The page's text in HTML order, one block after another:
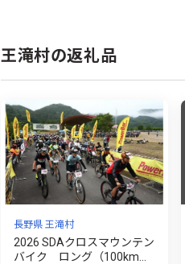
王滝村の返礼品
長野県 王滝村
2026 SDAクロスマウンテン
バイク ロング（100km）